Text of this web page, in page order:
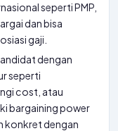
seperti PMP,
dan bisa
gaji.
dengan
seperti
cost, atau
bargaining power
konkret dengan